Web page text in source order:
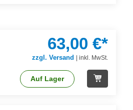
63,00 €*
zzgl. Versand |inkl. MwSt.
Auf Lager